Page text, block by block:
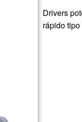
Drivers
rápido